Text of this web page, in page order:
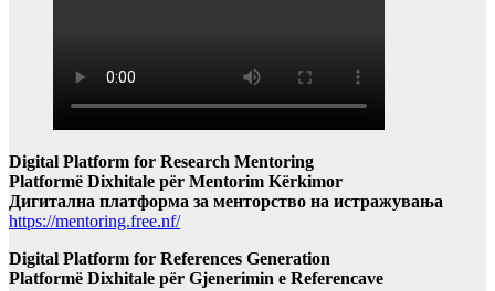
Digital Platform for Research Mentoring
Platformë Dixhitale për Mentorim Kërkimor
Дигитална платформа за менторство на истражувања
https://mentoring.free.nf/
Digital Platform for References Generation
Platformë Dixhitale për Gjenerimin e Referencave